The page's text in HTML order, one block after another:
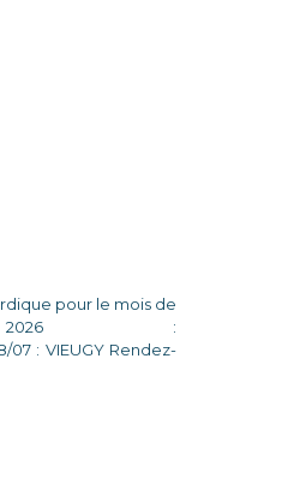
pour le mois de
2026 :
07 : VIEUGY Rendez-